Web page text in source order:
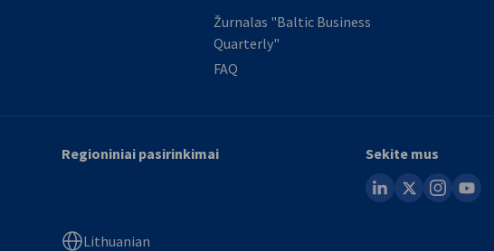
Žurnalas "Baltic Business
Quarterly"
FAQ
Regioniniai pasirinkimai
Lithuanian
Sekite mus
linkedin
instagram
youtube